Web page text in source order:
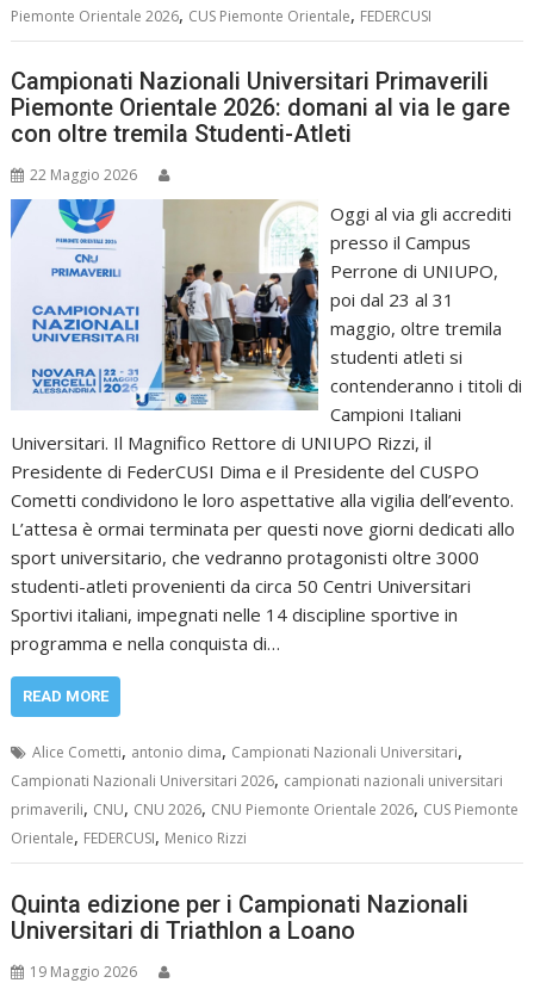
Piemonte Orientale 2026, CUS Piemonte Orientale, FEDERCUSI
Campionati Nazionali Universitari Primaverili
Piemonte Orientale 2026: domani al via le gare
con oltre tremila Studenti-Atleti
22 Maggio 2026
Oggi al via gli accrediti
presso il Campus
Perrone di UNIUPO,
poi dal 23 al 31
maggio, oltre tremila
studenti atleti si
contenderanno i titoli di
Campioni Italiani
Universitari. Il Magnifico Rettore di UNIUPO Rizzi, il
Presidente di FederCUSI Dima e il Presidente del CUSPO
Cometti condividono le loro aspettative alla vigilia dell’evento.
L’attesa è ormai terminata per questi nove giorni dedicati allo
sport universitario, che vedranno protagonisti oltre 3000
studenti-atleti provenienti da circa 50 Centri Universitari
Sportivi italiani, impegnati nelle 14 discipline sportive in
programma e nella conquista di…
READ MORE
Alice Cometti, antonio dima, Campionati Nazionali Universitari,
Campionati Nazionali Universitari 2026, campionati nazionali universitari
primaverili, CNU, CNU 2026, CNU Piemonte Orientale 2026, CUS Piemonte
Orientale, FEDERCUSI, Menico Rizzi
Quinta edizione per i Campionati Nazionali
Universitari di Triathlon a Loano
19 Maggio 2026